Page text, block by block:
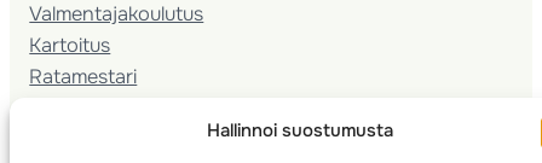
Hallinnoi suostumusta
Valmentaja­koulutus
Kartoitus
Ratamestari
Suomen Suunnistusliitto· Valimotie 10, 00380 Helsinki, Finland